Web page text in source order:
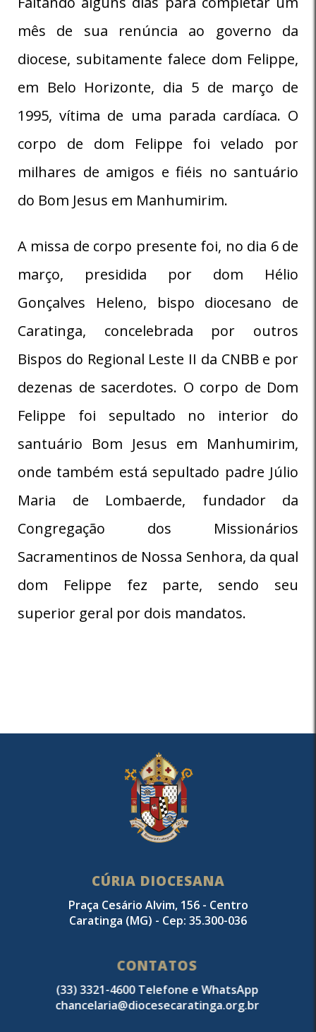
mês de sua renúncia ao governo da
diocese, subitamente falece dom Felippe,
em Belo Horizonte, dia 5 de março de
1995, vítima de uma parada cardíaca. O
corpo de dom Felippe foi velado por
milhares de amigos e fiéis no santuário
do Bom Jesus em Manhumirim.
A missa de corpo presente foi, no dia 6 de
março, presidida por dom Hélio
Gonçalves Heleno, bispo diocesano de
Caratinga, concelebrada por outros
Bispos do Regional Leste II da CNBB e por
dezenas de sacerdotes. O corpo de Dom
Felippe foi sepultado no interior do
santuário Bom Jesus em Manhumirim,
onde também está sepultado padre Júlio
Maria de Lombaerde, fundador da
Congregação dos Missionários
Sacramentinos de Nossa Senhora, da qual
dom Felippe fez parte, sendo seu
superior geral por dois mandatos.
CÚRIA DIOCESANA
Praça Cesário Alvim, 156 - Centro
Caratinga (MG) - Cep: 35.300-036
CONTATOS
(33) 3321-4600 Telefone e WhatsApp
chancelaria@diocesecaratinga.org.br